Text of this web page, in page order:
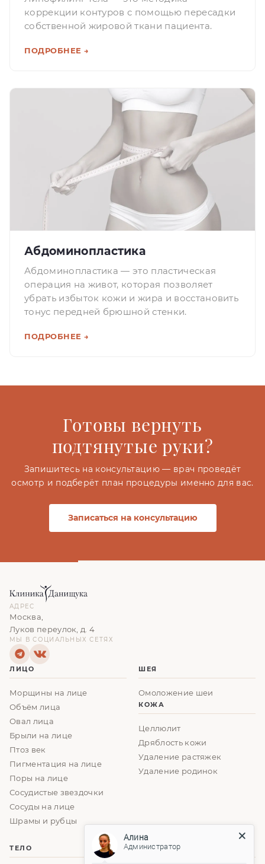
коррекции контуров с помощью пересадки
собственной жировой ткани пациента.
ПОДРОБНЕЕ →
Абдоминопластика
Абдоминопластика — это пластическая
операция на живот, которая позволяет
убрать избыток кожи и жира и восстановить
тонус передней брюшной стенки.
ПОДРОБНЕЕ →
Готовы вернуть
подтянутые руки?
Запишитесь на консультацию — врач проведёт
осмотр и подберёт план процедуры именно для вас.
Записаться на консультацию
АДРЕС
Москва,
Луков переулок, д. 4
МЫ В СОЦИАЛЬНЫХ СЕТЯХ
ЛИЦО
Морщины на лице
Объём лица
Овал лица
Брыли на лице
Птоз век
Пигментация на лице
Поры на лице
Сосудистые звездочки
Сосуды на лице
Шрамы и рубцы
ШЕЯ
Омоложение шеи
КОЖА
Целлюлит
Дряблость кожи
Удаление растяжек
Удаление родинок
ТЕЛО ГРУДЬ
Алина
Администратор